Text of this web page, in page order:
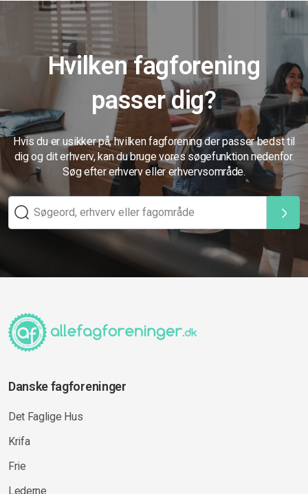
Hvilken fagforening
passer dig?
Hvis du er usikker på, hvilken fagforening der passer bedst til
dig og dit erhverv, kan du bruge vores søgefunktion nedenfor.
Søg efter erhverv eller erhvervsområde.
Danske fagforeninger
Det Faglige Hus
Krifa
Frie
Lederne